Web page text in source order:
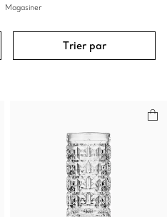
Magasiner
Trier par